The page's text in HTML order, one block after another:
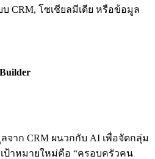
CRM, โซเชียลมีเดีย หรือข้อมูล
าก CRM ผนวกกับ AI เพื่อจัดกลุ่ม
าหมายใหม่คือ “ครอบครัวคน